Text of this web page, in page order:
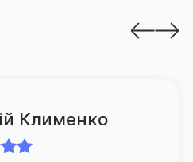
як за кількістю укладених
і за обсягом виплачених
продовжує міцно
ринку за обсягом премій
Клименко